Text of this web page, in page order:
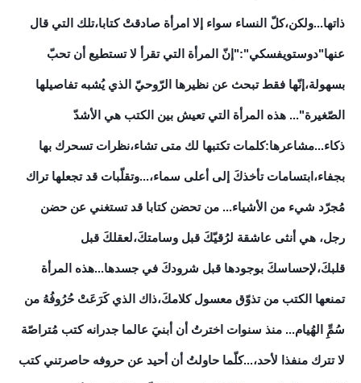
ذاتها...ولكن،كلّ النساء سواء إلا امرأة صادقتْ كتابا،تلك التي قال
عنها"دوستويفسكي":"إنّ المرأة التي تقرأ لا تستطيع أن تحبّ
بسهولة،إنّها فقط تبحث عن نظيرها الرّوحيّ الذي يُشبه تفاصيلها
الصّغيرة"... هذه المرأة التي تعيش بين الكتب هي الأشدّ
ذكاء...مشاعرها:كلمات تكتبها لك متى تشاء،نظرات تسحرك بها
بجفاء،ابتسامات تأخذكَ إلى أعلى سماء،...وتقلّبات قد تجعلها تراك
مُجرّد شيء من الأشياء... من تحضن كتابا قد تستغني عن حضن
رجل، هي أنثى عاشقة لرُقيّكَ قبل وسامتكَ،لعقلكَ قبل
قلبكَ،لإحساسكَ بوجودها قبل شرودكَ في جسدها...هذه المرأة
تمنعها الكتب من تذوّق معسول كلامكَ،ذاك الذي كَرَعَتْ حُرُوفُهُ من
سُمِِّ الهُيام... منذ سنوات اخترتُ أن أبنيَ عالما جدرانه كتب مُتراصّة
لا تترك منفذا لأحد،...كلّما حاولتُ أن أحيد عن حروفه حاصرتني كتب